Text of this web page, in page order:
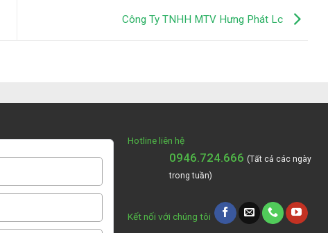
Công Ty TNHH MTV Hưng Phát Lc
Hotline liên hệ
0946.724.666 (Tất cả các ngày
trong tuần)
Kết nối với chúng tôi